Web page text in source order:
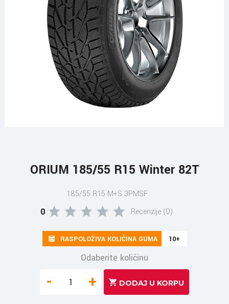
ORIUM 185/55 R15 Winter 82T
185/55 R15 M+S 3PMSF
0 Recenzije (0)
RASPOLOŽIVA KOLIČINA GUMA 10+
Odaberite količinu
- +